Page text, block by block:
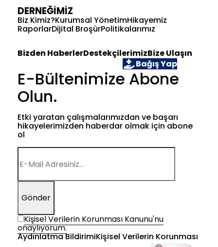
DERNEĞİMİZ
Biz Kimiz?Kurumsal YönetimHikayemiz
RaporlarDijital BroşürPolitikalarımız
Bizden HaberlerDestekçilerimizBize Ulaşın
Bağış Yap
E-Bültenimize Abone
Olun.
Etki yaratan çalışmalarımızdan ve başarı
hikayelerimizden haberdar olmak için abone
ol
Gönder
Kişisel Verilerin Korunması Kanunu'nu
onaylıyorum.
Aydınlatma BildirimiKişisel Verilerin Korunması